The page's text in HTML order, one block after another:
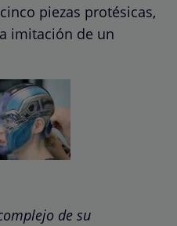
piezas protésicas,
imitación de un
de su